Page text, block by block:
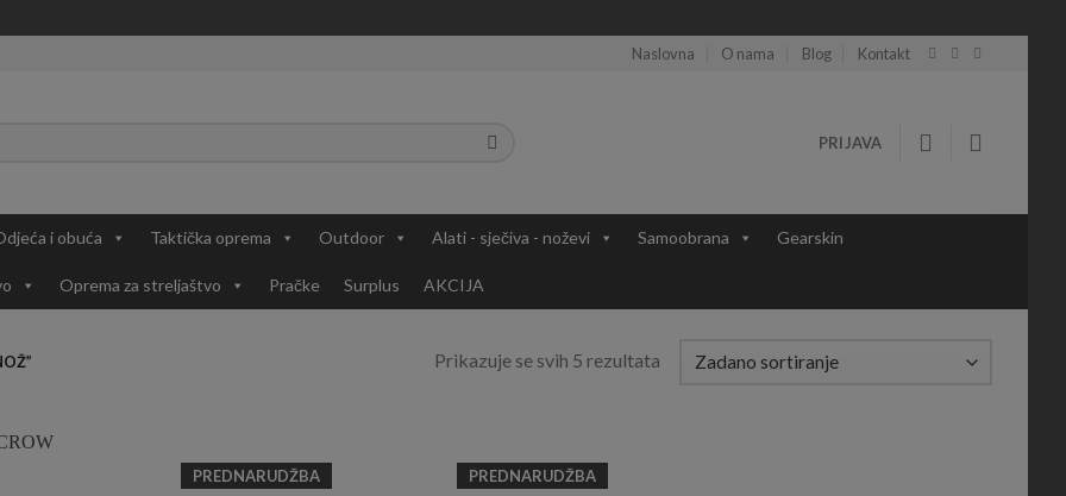
Naslovna O nama Blog Kontakt
PRIJAVA
i obuća Taktička oprema Outdoor Alati - sječiva - noževi Samoobrana Gearskin
Oprema za streljaštvo Pračke Surplus AKCIJA
Prikazuje se svih 5 rezultata
PREDNARUDŽBA PREDNARUDŽBA